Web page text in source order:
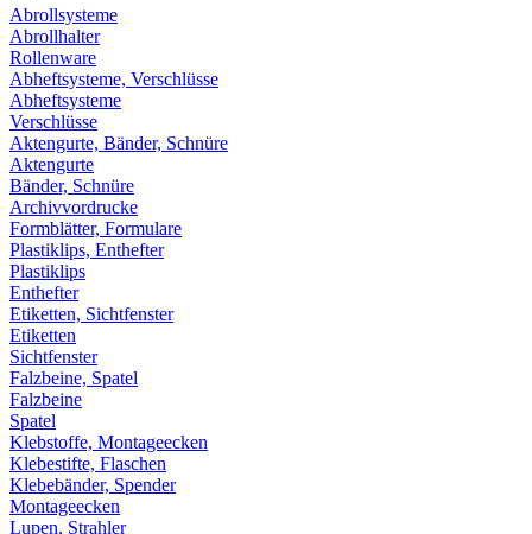
Abrollsysteme
Abrollhalter
Rollenware
Abheftsysteme, Verschlüsse
Abheftsysteme
Verschlüsse
Aktengurte, Bänder, Schnüre
Aktengurte
Bänder, Schnüre
Archivvordrucke
Formblätter, Formulare
Plastiklips, Enthefter
Plastiklips
Enthefter
Etiketten, Sichtfenster
Etiketten
Sichtfenster
Falzbeine, Spatel
Falzbeine
Spatel
Klebstoffe, Montageecken
Klebestifte, Flaschen
Klebebänder, Spender
Montageecken
Lupen, Strahler